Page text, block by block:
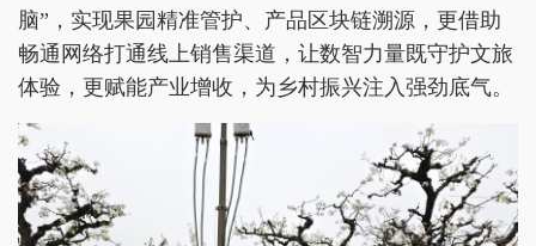
脑”，实现果园精准管护、产品区块链溯源，更借助
畅通网络打通线上销售渠道，让数智力量既守护文旅
体验，更赋能产业增收，为乡村振兴注入强劲底气。